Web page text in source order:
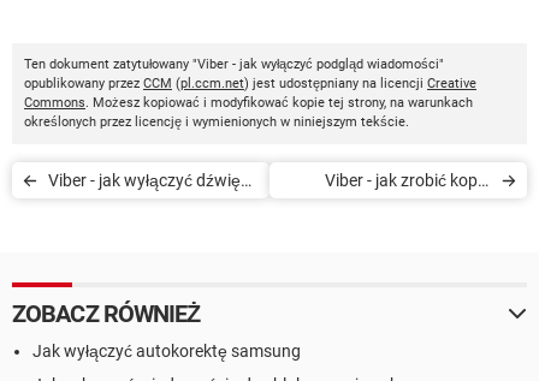
Ten dokument zatytułowany "Viber - jak wyłączyć podgląd wiadomości"
opublikowany przez CCM (pl.ccm.net) jest udostępniany na licencji Creative
Commons. Możesz kopiować i modyfikować kopie tej strony, na warunkach
określonych przez licencję i wymienionych w niniejszym tekście.
Viber - jak wyłączyć dźwięk
Viber - jak zrobić kopię
ZOBACZ RÓWNIEŻ
Jak wyłączyć autokorektę samsung